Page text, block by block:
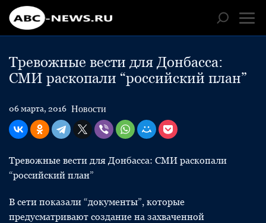
Тревожные вести для Донбасса:
СМИ раскопали “российский план”
06 марта, 2016 Новости
Тревожные вести для Донбасса: СМИ раскопали
“российский план”
В сети показали “документы”, которые
предусматривают создание на захваченной